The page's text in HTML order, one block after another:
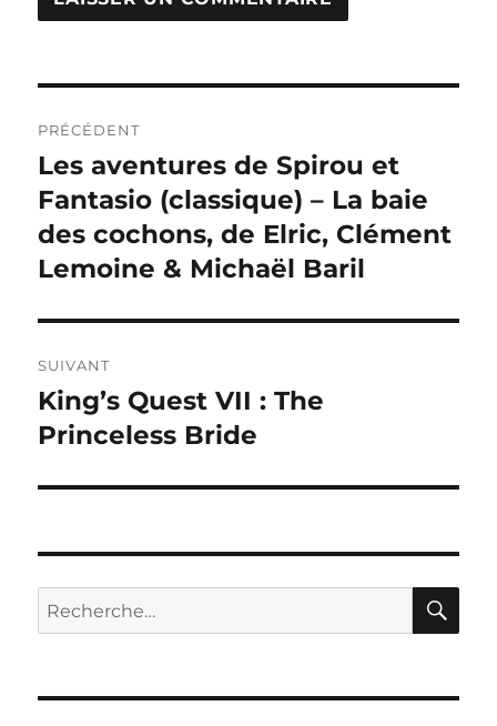
de
l’article
PRÉCÉDENT
Publication
précédente :
Les aventures de Spirou et
Fantasio (classique) – La baie
des cochons, de Elric, Clément
Lemoine & Michaël Baril
SUIVANT
Publication
suivante :
King’s Quest VII : The
Princeless Bride
Recherche
pour :